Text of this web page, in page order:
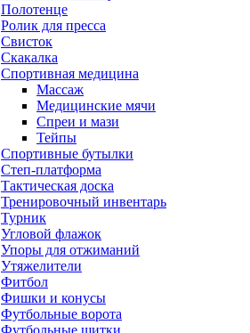
Полотенце
Ролик для пресса
Свисток
Скакалка
Спортивная медицина
Массаж
Медицинские мячи
Спреи и мази
Тейпы
Спортивные бутылки
Степ-платформа
Тактическая доска
Тренировочный инвентарь
Турник
Угловой флажок
Упоры для отжиманий
Утяжелители
Фитбол
Фишки и конусы
Футбольные ворота
Футбольные щитки